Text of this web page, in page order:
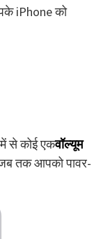
iPhone को
से कोई एकवॉल्यूम
तक आपको पावर-